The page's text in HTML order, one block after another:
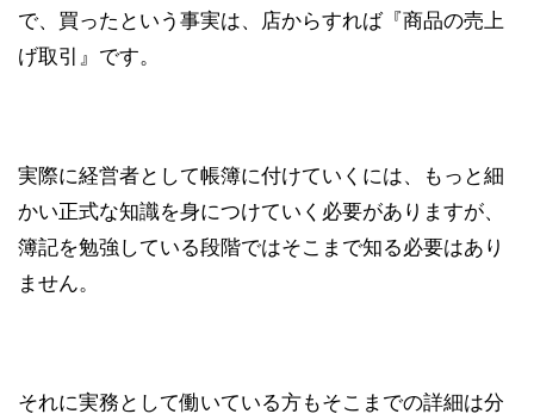
で、買ったという事実は、店からすれば『商品の売上
げ取引』です。
実際に経営者として帳簿に付けていくには、もっと細
かい正式な知識を身につけていく必要がありますが、
簿記を勉強している段階ではそこまで知る必要はあり
ません。
それに実務として働いている方もそこまでの詳細は分